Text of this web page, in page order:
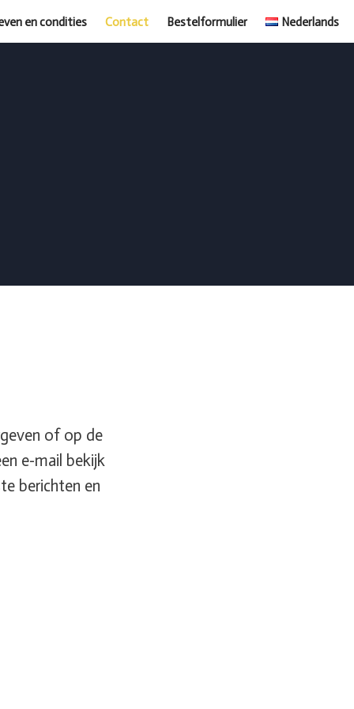
en condities Contact Bestelformulier Nederlands
of op de
e-mail bekijk
berichten en